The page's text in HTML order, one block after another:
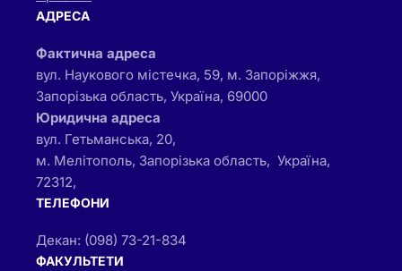
АДРЕСА
Фактична адреса
вул. Наукового містечка, 59, м. Запоріжжя,
Запорізька область, Україна, 69000
Юридична адреса
вул. Гетьманська, 20,
м. Мелітополь, Запорізька область, Україна,
72312,
ТЕЛЕФОНИ
Декан: (098) 73-21-834
ФАКУЛЬТЕТИ